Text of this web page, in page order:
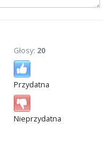
Głosy: 20
Przydatna
Nieprzydatna